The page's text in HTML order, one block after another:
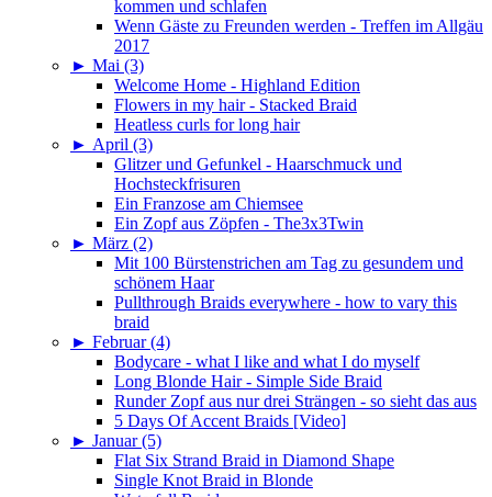
kommen und schlafen
Wenn Gäste zu Freunden werden - Treffen im Allgäu
2017
► Mai (3)
Welcome Home - Highland Edition
Flowers in my hair - Stacked Braid
Heatless curls for long hair
► April (3)
Glitzer und Gefunkel - Haarschmuck und
Hochsteckfrisuren
Ein Franzose am Chiemsee
Ein Zopf aus Zöpfen - The3x3Twin
► März (2)
Mit 100 Bürstenstrichen am Tag zu gesundem und
schönem Haar
Pullthrough Braids everywhere - how to vary this
braid
► Februar (4)
Bodycare - what I like and what I do myself
Long Blonde Hair - Simple Side Braid
Runder Zopf aus nur drei Strängen - so sieht das aus
5 Days Of Accent Braids [Video]
► Januar (5)
Flat Six Strand Braid in Diamond Shape
Single Knot Braid in Blonde